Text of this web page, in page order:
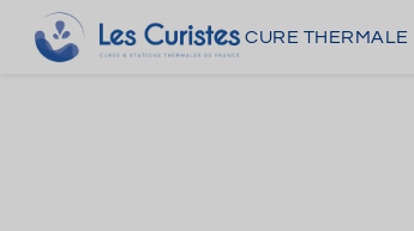
CURE THERMALE